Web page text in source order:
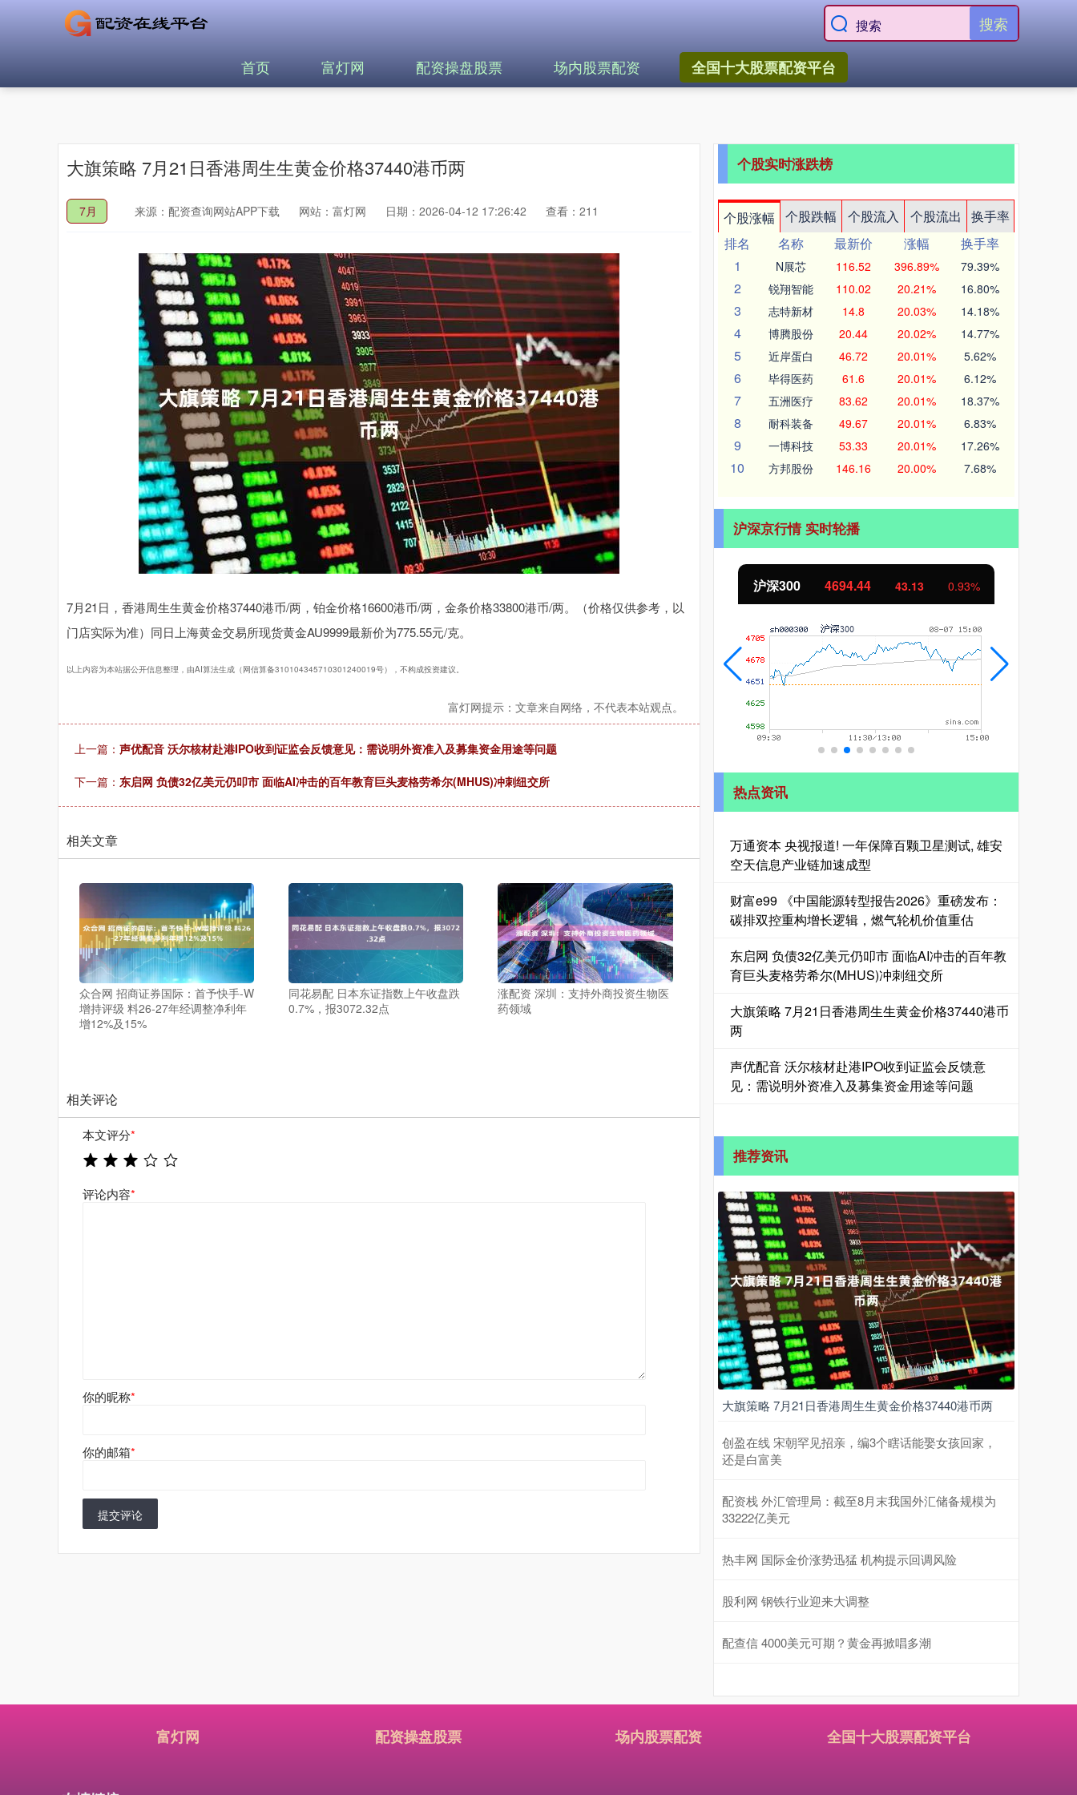
搜索
首页 富灯网 配资操盘股票 场内股票配资 全国十大股票配资平台
大旗策略 7月21日香港周生生黄金价格37440港币两
7月 来源：配资查询网站APP下载 网站：富灯网 日期：2026-04-12 17:26:42 查看：211
7月21日，香港周生生黄金价格37440港币/两，铂金价格16600港币/两，金条价格33800港币/两。（价格仅供参考，以
门店实际为准）同日上海黄金交易所现货黄金AU9999最新价为775.55元/克。
以上内容为本站据公开信息整理，由AI算法生成（网信算备310104345710301240019号），不构成投资建议。
富灯网提示：文章来自网络，不代表本站观点。
上一篇： 声优配音 沃尔核材赴港IPO收到证监会反馈意见：需说明外资准入及募集资金用途等问题
下一篇： 东启网 负债32亿美元仍叩市 面临AI冲击的百年教育巨头麦格劳希尔(MHUS)冲刺纽交所
相关文章
众合网 招商证券国际：首予快手-W
增持评级 料26-27年经调整净利年
增12%及15%
同花易配 日本东证指数上午收盘跌
0.7%，报3072.32点
涨配资 深圳：支持外商投资生物医
药领域
相关评论
本文评分*
评论内容*
你的昵称*
你的邮箱*
提交评论
个股实时涨跌榜
个股涨幅 个股跌幅 个股流入 个股流出
换手率
排名
名称 最新价 涨幅
换手率
1
N展芯 116.52 396.89% 79.39%
2 锐翔智能 110.02 20.21% 16.80%
3 志特新材 14.8 20.03% 14.18%
4 博腾股份 20.44 20.02% 14.77%
5 近岸蛋白 46.72 20.01% 5.62%
6 毕得医药 61.6 20.01% 6.12%
7 五洲医疗 83.62 20.01% 18.37%
8 耐科装备 49.67 20.01% 6.83%
9 一博科技 53.33 20.01% 17.26%
10 方邦股份 146.16 20.00% 7.68%
沪深京行情 实时轮播
沪深300 4694.44 43.13 0.93%
热点资讯
万通资本 央视报道! 一年保障百颗卫星测试, 雄安
空天信息产业链加速成型
财富e99 《中国能源转型报告2026》重磅发布：
碳排双控重构增长逻辑，燃气轮机价值重估
东启网 负债32亿美元仍叩市 面临AI冲击的百年教
育巨头麦格劳希尔(MHUS)冲刺纽交所
大旗策略 7月21日香港周生生黄金价格37440港币
两
声优配音 沃尔核材赴港IPO收到证监会反馈意
见：需说明外资准入及募集资金用途等问题
推荐资讯
大旗策略 7月21日香港周生生黄金价格37440港币两
创盈在线 宋朝罕见招亲，编3个瞎话能娶女孩回家，
还是白富美
配资栈 外汇管理局：截至8月末我国外汇储备规模为
33222亿美元
热丰网 国际金价涨势迅猛 机构提示回调风险
股利网 钢铁行业迎来大调整
配查信 4000美元可期？黄金再掀唱多潮
富灯网 配资操盘股票 场内股票配资 全国十大股票配资平台